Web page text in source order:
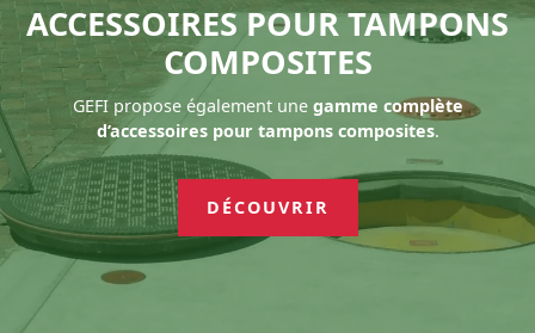
ACCESSOIRES POUR TAMPONS
COMPOSITES
GEFI propose également une gamme complète
d’accessoires pour tampons composites.
DÉCOUVRIR